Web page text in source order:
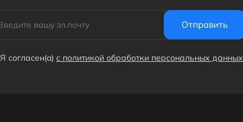
Отправить
Я согласен(a) с политикой обработки персональных данных